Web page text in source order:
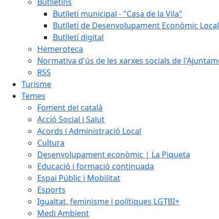
Butlletí municipal - "Casa de la Vila"
Butlletí de Desenvolupament Econòmic Local
Butlletí digital
Hemeroteca
Normativa d'ús de les xarxes socials de
RSS
Turisme
Temes
Foment del català
Acció Social i Salut
Acords i Administració Local
Cultura
Desenvolupament econòmic | La Piqueta
Educació i formació continuada
Espai Públic i Mobilitat
Esports
Igualtat, feminisme i polítiques LGTBI+
Medi Ambient